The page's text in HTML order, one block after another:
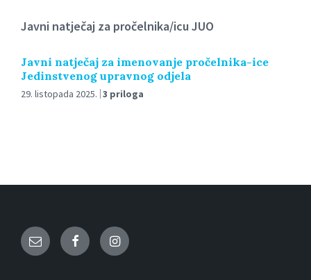
Javni natječaj za pročelnika/icu JUO
Javni natječaj za imenovanje pročelnika-ice
Jedinstvenog upravnog odjela
29. listopada 2025. 3 priloga
Email FacebookInstagram